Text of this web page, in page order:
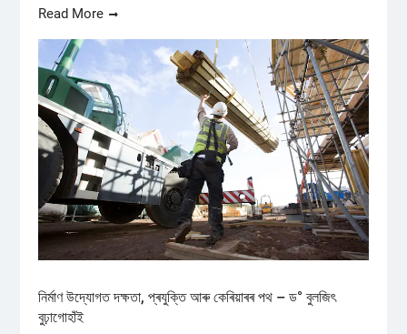
Read More
নিৰ্মাণ উদ্যোগত দক্ষতা, প্ৰযুক্তি আৰু কেৰিয়াৰৰ পথ – ড° বুলজিৎ
বুঢ়াগোহাঁই